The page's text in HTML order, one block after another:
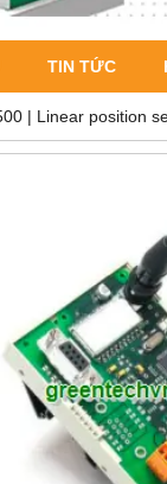
TIN TỨC
| Linear position